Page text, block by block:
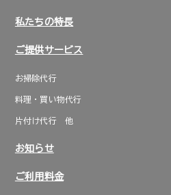
私たちの特長
ご提供サービス
お掃除代行
料理・買い物代行
片付け代行 他
お知らせ
ご利用料金